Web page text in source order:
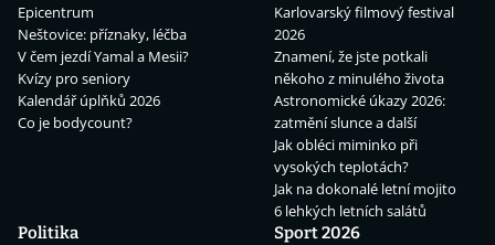
Epicentrum
Neštovice: příznaky, léčba
V čem jezdí Yamal a Mesii?
Kvízy pro seniory
Kalendář úplňků 2026
Co je bodycount?
Karlovarský filmový festival
2026
Znamení, že jste potkali
někoho z minulého života
Astronomické úkazy 2026:
zatmění slunce a další
Jak obléci miminko při
vysokých teplotách?
Jak na dokonalé letní mojito
6 lehkých letních salátů
Politika
Sport 2026